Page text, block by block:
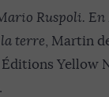
Ruspoli.
terre, Martin
Éditions Yellow